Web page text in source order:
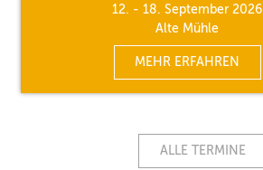
12. - 18. September 2026
Alte Mühle
MEHR ERFAHREN
ALLE TERMINE